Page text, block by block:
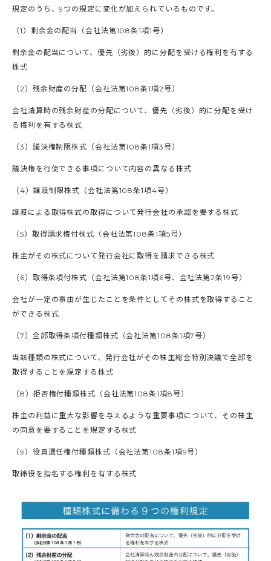
規定のうち、9つの規定に変化が加えられているものです。
（1）剰余金の配当（会社法第108条1項1号）
剰余金の配当について、優先（劣後）的に分配を受ける権利を有する
株式
（2）残余財産の分配（会社法第108条1項2号）
会社清算時の残余財産の分配について、優先（劣後）的に分配を受け
る権利を有する株式
（3）議決権制限株式（会社法第108条1項3号）
議決権を行使できる事項について内容の異なる株式
（4）譲渡制限株式（会社法第108条1項4号）
譲渡による取得株式の取得について発行会社の承認を要する株式
（5）取得請求権付株式（会社法第108条1項5号）
株主がその株式について発行会社に取得を請求できる株式
（6）取得条項付株式（会社法第108条1項6号、会社法第2条19号）
会社が一定の事由が生じたことを条件としてその株式を取得すること
ができる株式
（7）全部取得条項付種類株式（会社法第108条1項7号）
当該種類の株式について、発行会社がその株主総会特別決議で全部を
取得することを規定する株式
（8）拒否権付種類株式（会社法第108条1項8号）
株主の利益に重大な影響を与えるような重要事項について、その株主
の同意を要することを規定する株式
（9）役員選任権付種類株式（会社法第108条1項9号）
取締役を指名する権利を有する株式